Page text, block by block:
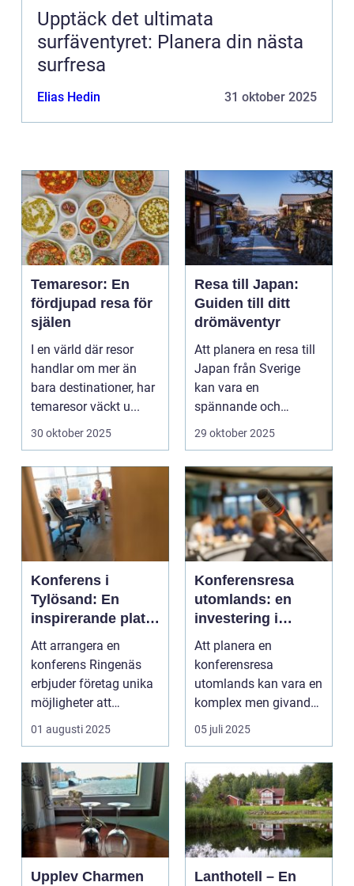
Upptäck det ultimata
surfäventyret: Planera din nästa
surfresa
Elias Hedin 31 oktober 2025
Temaresor: En
fördjupad resa för
själen
I en värld där resor
handlar om mer än
bara destinationer, har
temaresor väckt u...
30 oktober 2025
Resa till Japan:
Guiden till ditt
drömäventyr
Att planera en resa till
Japan från Sverige
kan vara en
spännande och
överväldi...
29 oktober 2025
Konferens i
Tylösand: En
inspirerande plats
för din nästa
företagssammank
omst
Att arrangera en
konferens Ringenäs
erbjuder företag unika
möjligheter att
kombinera ...
01 augusti 2025
Konferensresa
utomlands: en
investering i
kunskap och
nätverk
Att planera en
konferensresa
utomlands kan vara en
komplex men givande
upplevelse som
öppnar up...
05 juli 2025
Upplev Charmen
Lanthotell – En